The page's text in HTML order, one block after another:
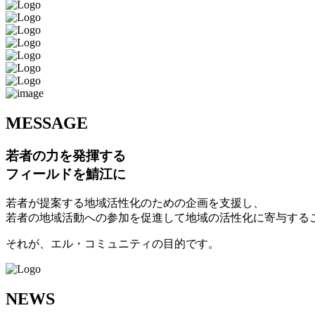
MESSAGE
若者の力を発揮する
フィールドを鯖江に
若者が提案する地域活性化のための企画を支援し、
若者の地域活動への参加を促進して地域の活性化に寄与する
それが、エル・コミュニティの目的です。
NEWS